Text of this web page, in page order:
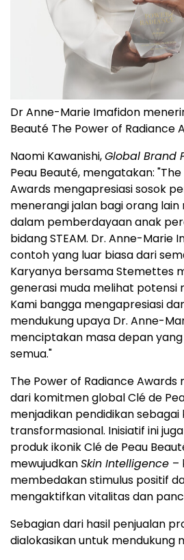
Dr Anne-Marie Imafidon
Beauté The Power of Radiance
Naomi Kawanishi,Global Brand
Peau Beauté, mengatakan:
Awards mengapresiasi sosok
menerangi jalan bagi orang
dalam pemberdayaan anak
bidang STEAM. Dr. Anne-Marie
contoh yang luar biasa dari
Karyanya bersama Stemettes
generasi muda melihat potensi
Kami bangga mengapresiasi
mendukung upaya Dr. Anne-
menciptakan masa depan
semua."
The Power of Radiance
dari komitmen global Clé de
menjadikan pendidikan sebagai
transformasional. Inisiatif ini
produk ikonik Clé de Peau
mewujudkanSkin Intelligence –
membedakan stimulus positif
mengaktifkan vitalitas dan
Sebagian dari hasil penjualan
dialokasikan untuk mendukung